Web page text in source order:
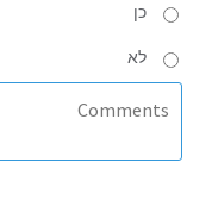
כן
לא